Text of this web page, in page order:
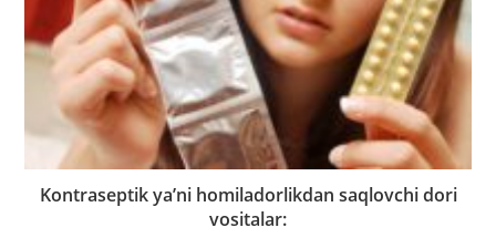
Kontraseptik ya’ni homiladorlikdan saqlovchi dori
vositalar: